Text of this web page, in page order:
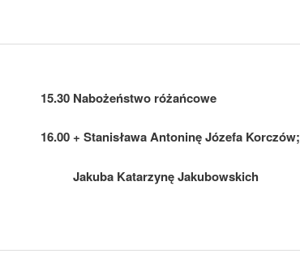
15.30 Nabożeństwo różańcowe
16.00 + Stanisława Antoninę Józefa Korczów;
Jakuba Katarzynę Jakubowskich